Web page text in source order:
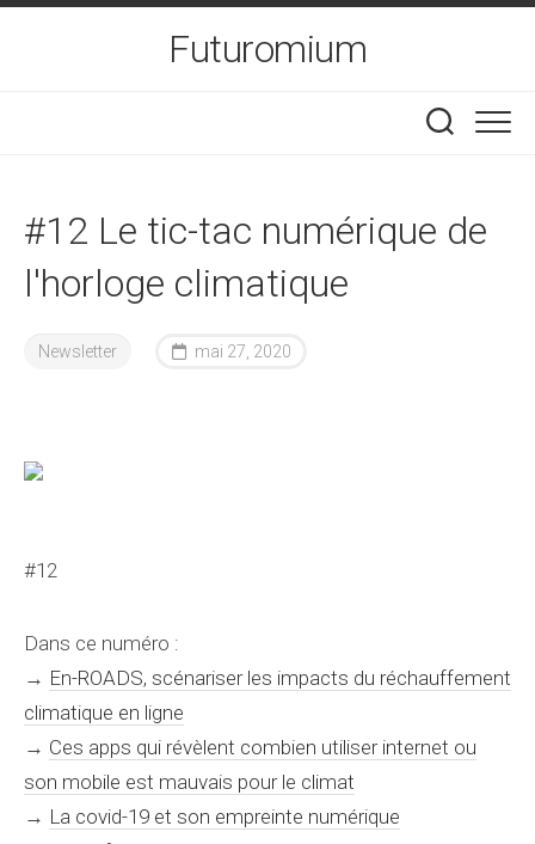
Skip
Futuromium
#12 Le tic-tac numérique de
l'horloge climatique
Newsletter mai 27, 2020
#12
Dans ce numéro :
→ En-ROADS, scénariser les impacts du réchauffement
climatique en ligne
→ Ces apps qui révèlent combien utiliser internet ou
son mobile est mauvais pour le climat
→ La covid-19 et son empreinte numérique